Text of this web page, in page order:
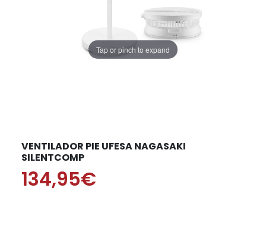
Tap or pinch to expand
VENTILADOR PIE UFESA NAGASAKI
SILENTCOMP
134,95€